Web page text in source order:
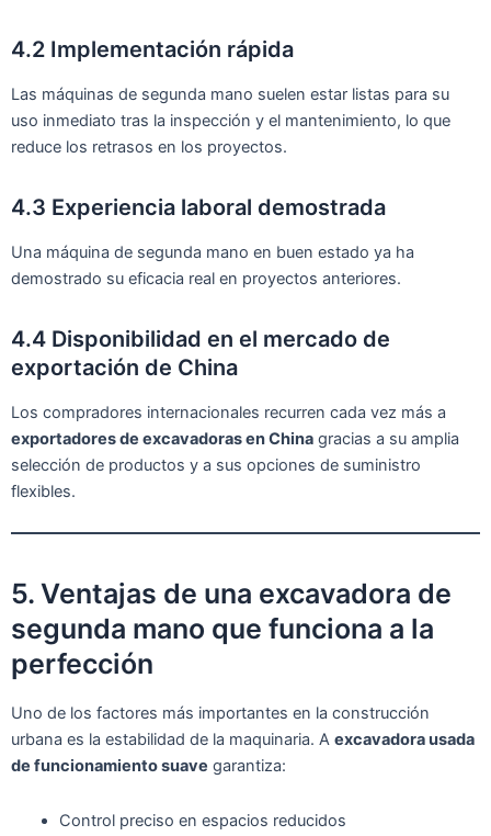
4.2 Implementación rápida
Las máquinas de segunda mano suelen estar listas para su
uso inmediato tras la inspección y el mantenimiento, lo que
reduce los retrasos en los proyectos.
4.3 Experiencia laboral demostrada
Una máquina de segunda mano en buen estado ya ha
demostrado su eficacia real en proyectos anteriores.
4.4 Disponibilidad en el mercado de
exportación de China
Los compradores internacionales recurren cada vez más a
exportadores de excavadoras en China gracias a su amplia
selección de productos y a sus opciones de suministro
flexibles.
5. Ventajas de una excavadora de
segunda mano que funciona a la
perfección
Uno de los factores más importantes en la construcción
urbana es la estabilidad de la maquinaria. A excavadora usada
de funcionamiento suave garantiza:
Control preciso en espacios reducidos